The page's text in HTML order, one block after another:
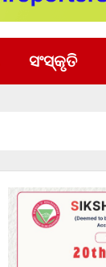
ସଂସ୍କୃତି